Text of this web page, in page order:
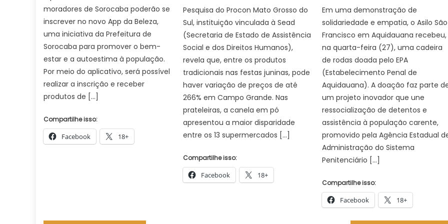
moradores de Sorocaba poderão se
inscrever no novo App da Beleza,
uma iniciativa da Prefeitura de
Sorocaba para promover o bem-
estar e a autoestima à população.
Por meio do aplicativo, será possível
realizar a inscrição e receber
produtos de […]
Compartilhe isso:
Facebook 18+
Pesquisa do Procon Mato Grosso do
Sul, instituição vinculada à Sead
(Secretaria de Estado de Assistência
Social e dos Direitos Humanos),
revela que, entre os produtos
tradicionais nas festas juninas, pode
haver variação de preços de até
266% em Campo Grande. Nas
prateleiras, a canela em pó
apresentou a maior disparidade
entre os 13 supermercados […]
Compartilhe isso:
Facebook 18+
Em uma demonstração de
solidariedade e empatia, o Asilo São
Francisco em Aquidauana recebeu,
na quarta-feira (27), uma cadeira
de rodas doada pelo EPA
(Estabelecimento Penal de
Aquidauana). A doação faz parte
um projeto inovador que une
ressocialização de detentos e
assistência à população carente,
promovido pela Agência Estadual
Administração do Sistema
Penitenciário […]
Compartilhe isso:
Facebook 18+